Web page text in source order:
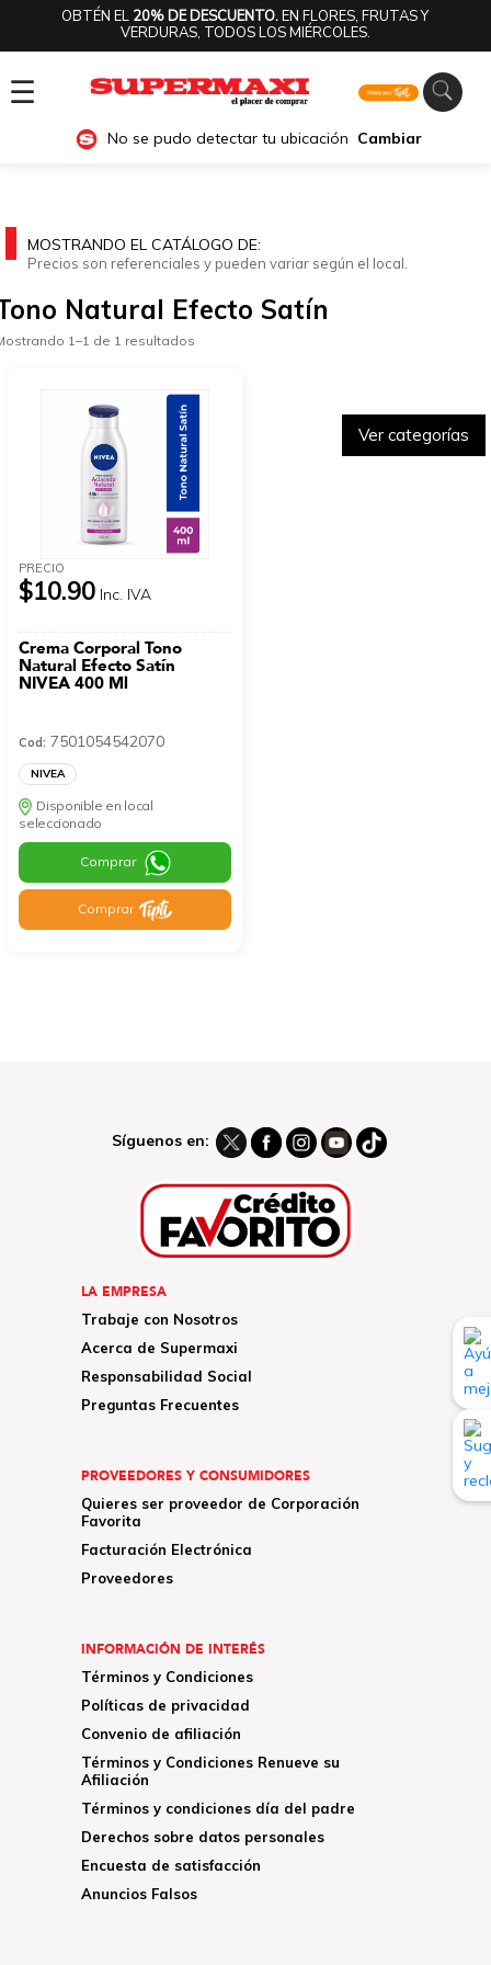
OBTÉN EL 20% DE DESCUENTO.EN FLORES, FRUTAS Y
VERDURAS, TODOS LOS MIÉRCOLES.
☰
No se pudo detectar tu ubicación Cambiar
Ver categorías
MOSTRANDO EL CATÁLOGO DE:
Precios son referenciales y pueden variar según el local.
Natural Efecto Satín
1–1 de 1 resultados
PRECIO
$10.90 Inc. IVA
Crema Corporal Tono
Natural Efecto Satín
NIVEA 400 Ml
Cod: 7501054542070
NIVEA
Disponible en local
seleccionado
Comprar
Comprar
Síguenos en:
LA EMPRESA
Trabaje con Nosotros
Acerca de Supermaxi
Responsabilidad Social
Preguntas Frecuentes
PROVEEDORES Y CONSUMIDORES
Quieres ser proveedor de Corporación
Favorita
Facturación Electrónica
Proveedores
INFORMACIÓN DE INTERÉS
Términos y Condiciones
Políticas de privacidad
Convenio de afiliación
Términos y Condiciones Renueve su
Afiliación
Términos y condiciones día del padre
Derechos sobre datos personales
Encuesta de satisfacción
Anuncios Falsos